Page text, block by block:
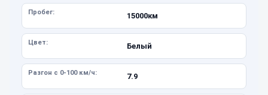
Пробег: 15000км
Цвет: Белый
Разгон с 0-100 км/ч: 7.9